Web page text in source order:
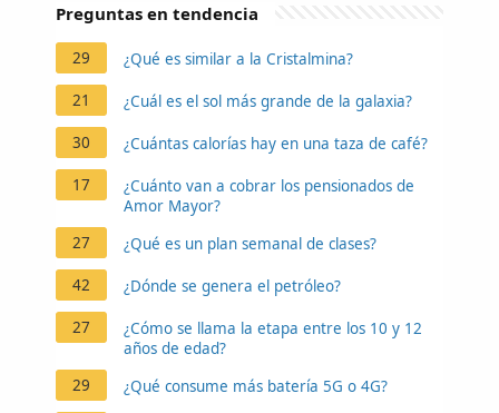
Preguntas en tendencia
29 ¿Qué es similar a la Cristalmina?
21 ¿Cuál es el sol más grande de la galaxia?
30 ¿Cuántas calorías hay en una taza de café?
17
¿Cuánto van a cobrar los pensionados de
Amor Mayor?
27
¿Qué es un plan semanal de clases?
42 ¿Dónde se genera el petróleo?
27
¿Cómo se llama la etapa entre los 10 y 12
años de edad?
29
¿Qué consume más batería 5G o 4G?